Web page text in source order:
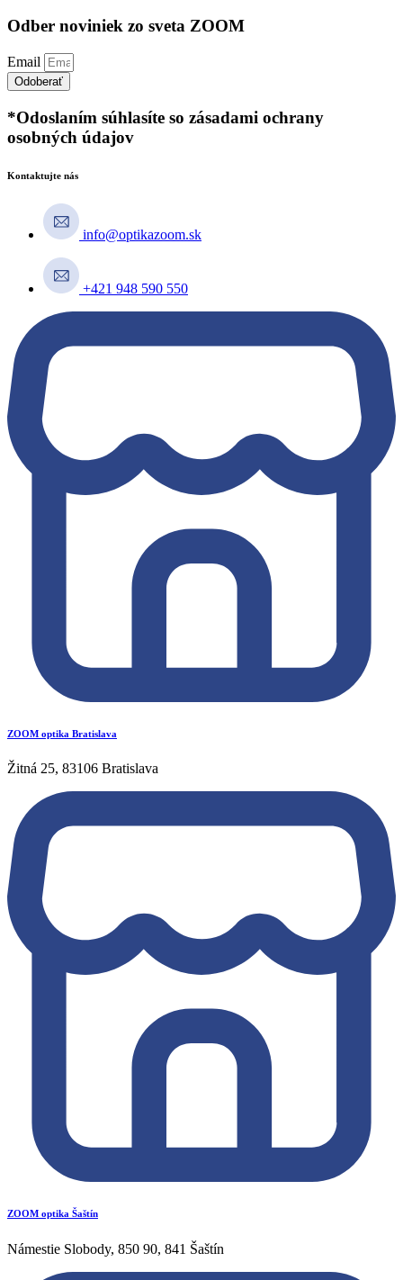
Odber noviniek zo sveta ZOOM
Email
Odoberať
*Odoslaním súhlasíte so zásadami ochrany
osobných údajov
Kontaktujte nás
info@optikazoom.sk
+421 948 590 550
ZOOM optika Bratislava
Žitná 25, 83106 Bratislava
ZOOM optika Šaštín
Námestie Slobody, 850 90, 841 Šaštín